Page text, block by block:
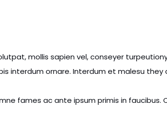
mollis sapien vel, conseyer
interdum ornare. Interdum et malesu
fames ac ante ipsum primis in